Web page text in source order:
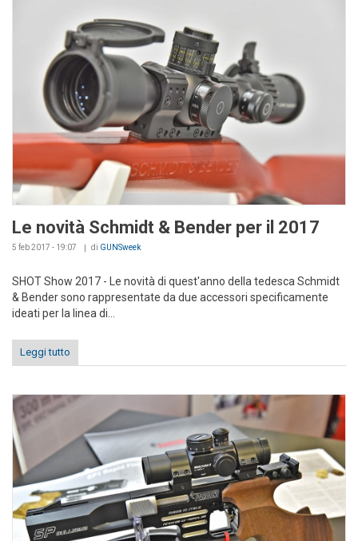
Le novità Schmidt & Bender per il 2017
5 feb 2017 - 19:07 di GUNSweek
SHOT Show 2017 - Le novità di quest'anno della tedesca Schmidt
& Bender sono rappresentate da due accessori specificamente
ideati per la linea di...
Leggi tutto